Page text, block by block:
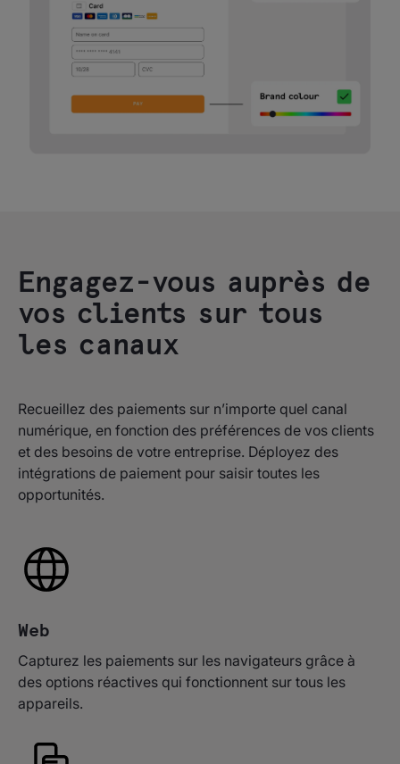
Engagez-vous auprès de
vos clients sur tous
les canaux
Recueillez des paiements sur n’importe quel canal
numérique, en fonction des préférences de vos clients
et des besoins de votre entreprise. Déployez des
intégrations de paiement pour saisir toutes les
opportunités.
Web
Capturez les paiements sur les navigateurs grâce à
des options réactives qui fonctionnent sur tous les
appareils.